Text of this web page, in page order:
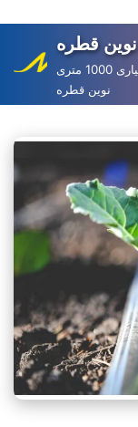
to
content
نوین قطره
نوار آبیاری 1000 متری
نوین قطره